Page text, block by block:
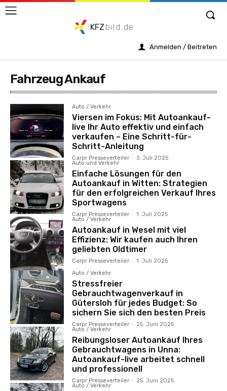
KFZ bild.de
Anmelden / Beitreten
Fahrzeug Ankauf
Auto / Verkehr
Viersen im Fokus: Mit Autoankauf-
live Ihr Auto effektiv und einfach
verkaufen – Eine Schritt-für-
Schritt-Anleitung
Carpr Presseverteiler - 3. Juli 2025
Auto und Verkehr
Einfache Lösungen für den
Autoankauf in Witten: Strategien
für den erfolgreichen Verkauf Ihres
Sportwagens
Carpr Presseverteiler - 1. Juli 2025
Auto / Verkehr
Autoankauf in Wesel mit viel
Effizienz: Wir kaufen auch Ihren
geliebten Oldtimer
Carpr Presseverteiler - 1. Juli 2025
Auto / Verkehr
Stressfreier
Gebrauchtwagenverkauf in
Gütersloh für jedes Budget: So
sichern Sie sich den besten Preis
Carpr Presseverteiler - 25. Juni 2025
Auto / Verkehr
Reibungsloser Autoankauf Ihres
Gebrauchtwagens in Unna:
Autoankauf-live arbeitet schnell
und professionell
Carpr Presseverteiler - 25. Juni 2025
Auto / Verkehr